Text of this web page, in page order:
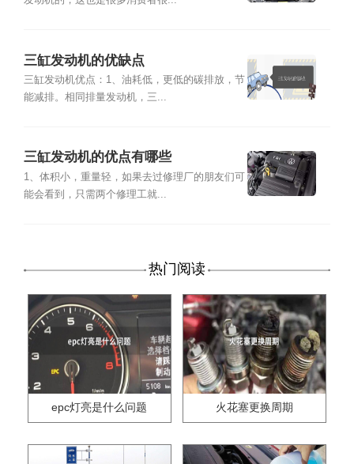
三缸发动机的优缺点
三缸发动机优点：1、油耗低，更低的碳排放，节
能减排。相同排量发动机，三...
三缸发动机的优点有哪些
1、体积小，重量轻，如果去过修理厂的朋友们可
能会看到，只需两个修理工就...
热门阅读
epc灯亮是什么问题 火花塞更换周期